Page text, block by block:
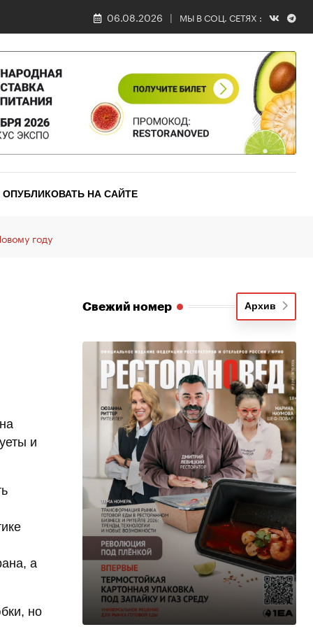
06.08.2026 МЫ В СОЦ. СЕТЯХ :
ОПУБЛИКОВАТЬ НА САЙТЕ
году
и
а
но
Свежий номер Архив